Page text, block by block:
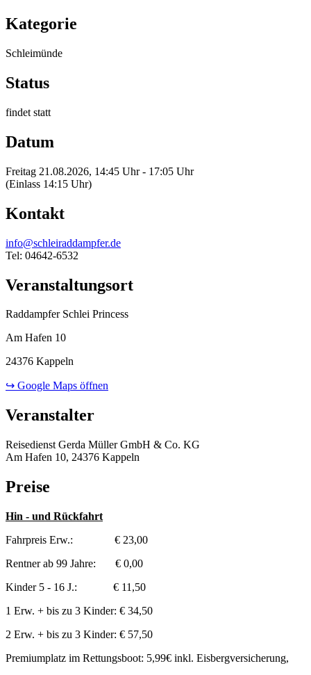
Kategorie
Schleimünde
Status
findet statt
Datum
Freitag 21.08.2026, 14:45 Uhr - 17:05 Uhr
(Einlass 14:15 Uhr)
Kontakt
info@schleiraddampfer.de
Tel: 04642-6532
Veranstaltungsort
Raddampfer Schlei Princess
Am Hafen 10
24376 Kappeln
↪ Google Maps öffnen
Veranstalter
Reisedienst Gerda Müller GmbH & Co. KG
Am Hafen 10, 24376 Kappeln
Preise
Hin - und Rückfahrt
Fahrpreis Erw.: € 23,00
Rentner ab 99 Jahre: € 0,00
Kinder 5 - 16 J.: € 11,50
1 Erw. + bis zu 3 Kinder: € 34,50
2 Erw. + bis zu 3 Kinder: € 57,50
Premiumplatz im Rettungsboot: 5,99€ inkl. Eisbergversicherung,